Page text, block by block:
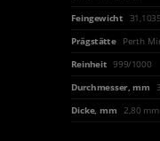
Feingewicht
Prägstätte
Perth
Reinheit 999/1000
Durchmesser, mm
Dicke, mm 2,80 mm